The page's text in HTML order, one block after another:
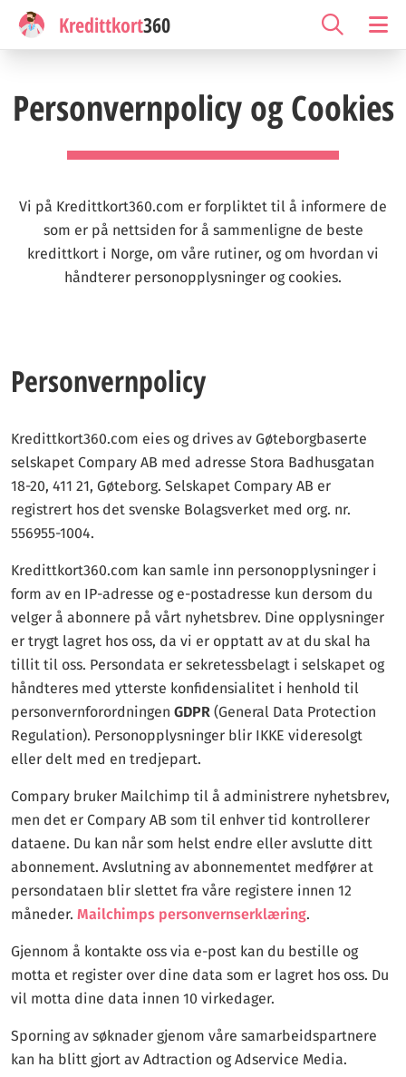
Kredittkort360
Personvernpolicy og Cookies
Vi på Kredittkort360.com er forpliktet til å informere de
som er på nettsiden for å sammenligne de beste
kredittkort i Norge, om våre rutiner, og om hvordan vi
håndterer personopplysninger og cookies.
Personvernpolicy
Kredittkort360.com eies og drives av Gøteborgbaserte
selskapet Compary AB med adresse Stora Badhusgatan
18-20, 411 21, Gøteborg. Selskapet Compary AB er
registrert hos det svenske Bolagsverket med org. nr.
556955-1004.
Kredittkort360.com kan samle inn personopplysninger i
form av en IP-adresse og e-postadresse kun dersom du
velger å abonnere på vårt nyhetsbrev. Dine opplysninger
er trygt lagret hos oss, da vi er opptatt av at du skal ha
tillit til oss. Persondata er sekretessbelagt i selskapet og
håndteres med ytterste konfidensialitet i henhold til
personvernforordningen GDPR (General Data Protection
Regulation). Personopplysninger blir IKKE videresolgt
eller delt med en tredjepart.
Compary bruker Mailchimp til å administrere nyhetsbrev,
men det er Compary AB som til enhver tid kontrollerer
dataene. Du kan når som helst endre eller avslutte ditt
abonnement. Avslutning av abonnementet medfører at
persondataen blir slettet fra våre registere innen 12
måneder. Mailchimps personvernserklæring.
Gjennom å kontakte oss via e-post kan du bestille og
motta et register over dine data som er lagret hos oss. Du
vil motta dine data innen 10 virkedager.
Sporning av søknader gjenom våre samarbeidspartnere
kan ha blitt gjort av Adtraction og Adservice Media.